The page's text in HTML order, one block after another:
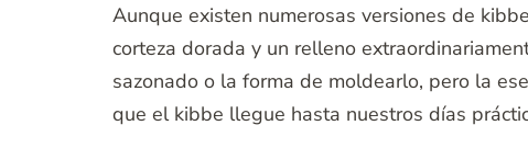
Aunque existen numerosas versiones de
corteza dorada y un relleno
sazonado o la forma de moldearlo, pero la
que el kibbe llegue hasta nuestros días